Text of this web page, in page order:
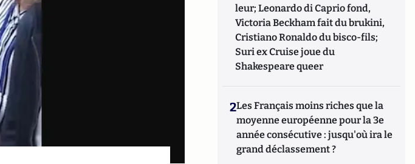
leur; Leonardo di Caprio fond,
Victoria Beckham fait du brukini,
Cristiano Ronaldo du bisco-fils;
Suri ex Cruise joue du
Shakespeare queer
2Les Français moins riches que la
moyenne européenne pour la 3e
année consécutive : jusqu'où ira le
grand déclassement ?